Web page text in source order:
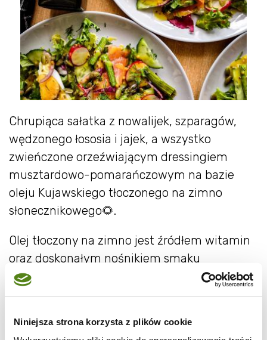
Niniejsza strona korzysta z plików cookie
Chrupiąca sałatka z nowalijek, szparagów,
wędzonego łososia i jajek, a wszystko
zwieńczone orzeźwiającym dressingiem
musztardowo-pomarańczowym na bazie
oleju Kujawskiego tłoczonego na zimno
słonecznikowego🌻.
Olej tłoczony na zimno jest źródłem witamin
oraz doskonałym nośnikiem smaku
zwieńczającym wiosenne potrawy ze
świeżych składników, dzięki zachowaniu w
wszystkich swoich walorów smakowych